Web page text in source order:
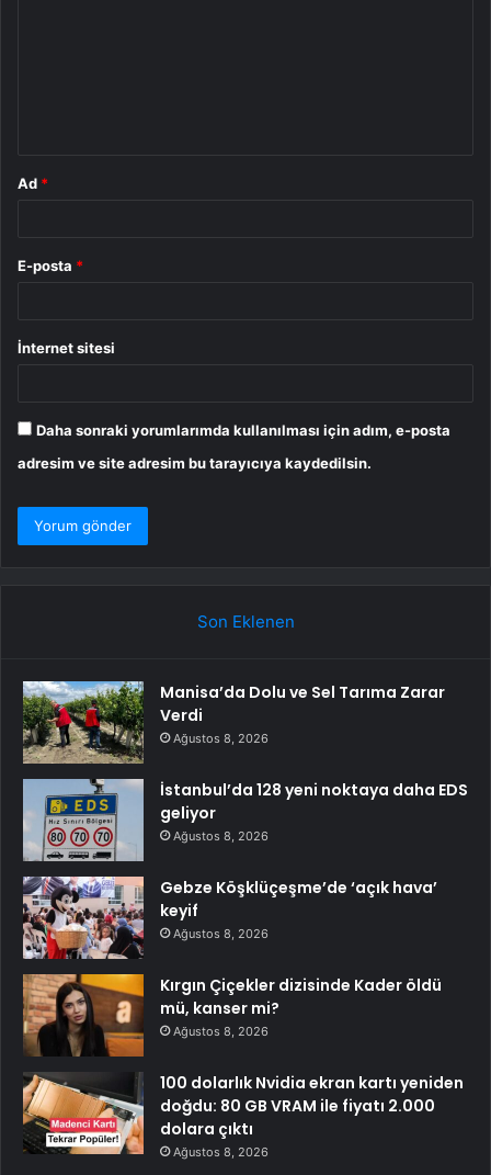
Ad *
E-posta *
İnternet sitesi
Daha sonraki yorumlarımda kullanılması için adım, e-posta
adresim ve site adresim bu tarayıcıya kaydedilsin.
Son Eklenen
Manisa’da Dolu ve Sel Tarıma Zarar
Verdi
Ağustos 8, 2026
İstanbul’da 128 yeni noktaya daha EDS
geliyor
Ağustos 8, 2026
Gebze Köşklüçeşme’de ‘açık hava’
keyif
Ağustos 8, 2026
Kırgın Çiçekler dizisinde Kader öldü
mü, kanser mi?
Ağustos 8, 2026
100 dolarlık Nvidia ekran kartı yeniden
doğdu: 80 GB VRAM ile fiyatı 2.000
dolara çıktı
Ağustos 8, 2026